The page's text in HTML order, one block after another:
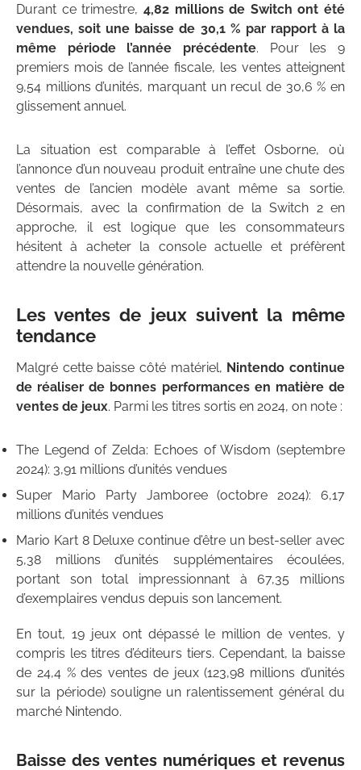
Durant ce trimestre, 4,82 millions de Switch ont été
vendues, soit une baisse de 30,1 % par rapport à la
même période l’année précédente. Pour les 9
premiers mois de l’année fiscale, les ventes atteignent
9,54 millions d’unités, marquant un recul de 30,6 % en
glissement annuel.
La situation est comparable à l’effet Osborne, où
l’annonce d’un nouveau produit entraîne une chute des
ventes de l’ancien modèle avant même sa sortie.
Désormais, avec la confirmation de la Switch 2 en
approche, il est logique que les consommateurs
hésitent à acheter la console actuelle et préfèrent
attendre la nouvelle génération.
Les ventes de jeux suivent la même
tendance
Malgré cette baisse côté matériel, Nintendo continue
de réaliser de bonnes performances en matière de
ventes de jeux. Parmi les titres sortis en 2024, on note :
The Legend of Zelda: Echoes of Wisdom (septembre
2024): 3,91 millions d’unités vendues
Super Mario Party Jamboree (octobre 2024): 6,17
millions d’unités vendues
Mario Kart 8 Deluxe continue d’être un best-seller avec
5,38 millions d’unités supplémentaires écoulées,
portant son total impressionnant à 67,35 millions
d’exemplaires vendus depuis son lancement.
En tout, 19 jeux ont dépassé le million de ventes, y
compris les titres d’éditeurs tiers. Cependant, la baisse
de 24,4 % des ventes de jeux (123,98 millions d’unités
sur la période) souligne un ralentissement général du
marché Nintendo.
Baisse des ventes numériques et revenus